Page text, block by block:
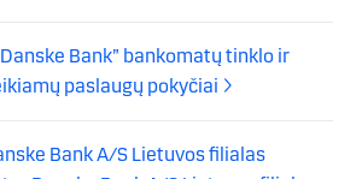
Bank” bankomatų tinklo ir
paslaugų pokyčiai
Bank A/S Lietuvos filialas